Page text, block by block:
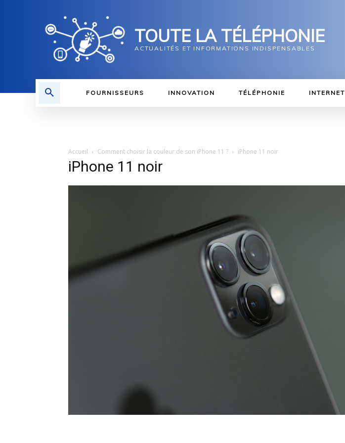
TOUTE LA TÉLÉPHONIE
ACTUALITÉS ET INFORMATIONS INDISPENSABLES
FOURNISSEURS INNOVATION TÉLÉPHONIE INTERNET
Accueil Comment choisir la couleur de son iPhone 11 ? iPhone 11 noir
iPhone 11 noir